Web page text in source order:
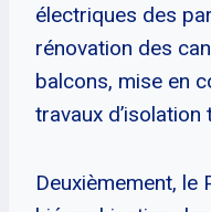
électriques des
rénovation des
balcons, mise en
travaux d’isolation
Deuxièmement, le